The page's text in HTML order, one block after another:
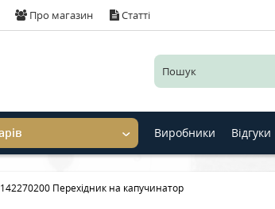
Про магазин Статті
Виробники Відгуки
142270200 Перехідник на капучинатор